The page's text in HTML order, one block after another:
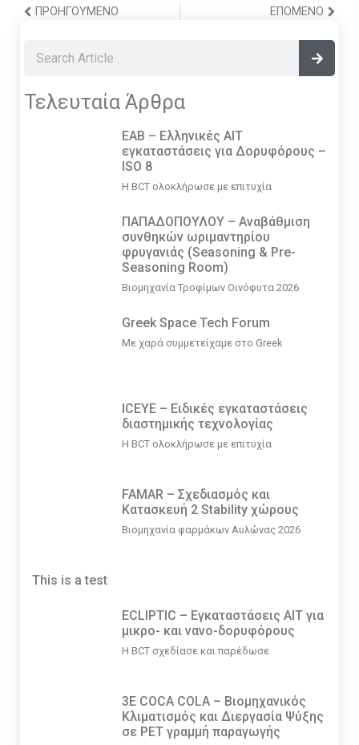
ΠΡΟΗΓΟΎΜΕΝΟ ΕΠΌΜΕΝΟ
Τελευταία Άρθρα
EAB – Ελληνικές ΑΙΤ
εγκαταστάσεις για Δορυφόρους –
ISO 8
Η BCT ολοκλήρωσε με επιτυχία
ΠΑΠΑΔΟΠΟΥΛΟΥ – Αναβάθμιση
συνθηκών ωριμαντηρίου
φρυγανιάς (Seasoning & Pre-
Seasoning Room)
Βιομηχανία Τροφίμων Οινόφυτα 2026
Greek Space Tech Forum
Με χαρά συμμετείχαμε στο Greek
ICEYE – Ειδικές εγκαταστάσεις
διαστημικής τεχνολογίας
Η BCT ολοκλήρωσε με επιτυχία
FAMAR – Σχεδιασμός και
Κατασκευή 2 Stability χώρους
Βιομηχανία φαρμάκων Αυλώνας 2026
This is a test
ECLIPTIC – Εγκαταστάσεις ΑΙΤ για
μικρο- και νανο-δορυφόρους
Η BCT σχεδίασε και παρέδωσε
3E COCA COLA – Βιομηχανικός
Κλιματισμός και Διεργασία Ψύξης
σε PET γραμμή παραγωγής